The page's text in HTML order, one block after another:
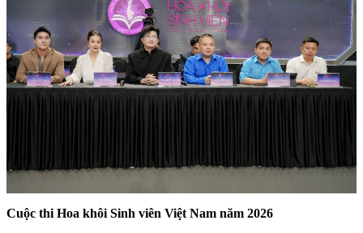
Cuộc thi Hoa khôi Sinh viên Việt Nam năm 2026